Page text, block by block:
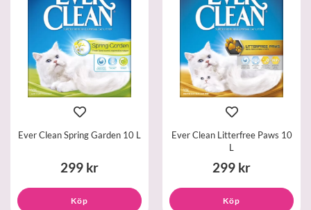
Ever Clean Spring Garden 10 L
299 kr
Köp
Ever Clean Litterfree Paws 10
L
299 kr
Köp